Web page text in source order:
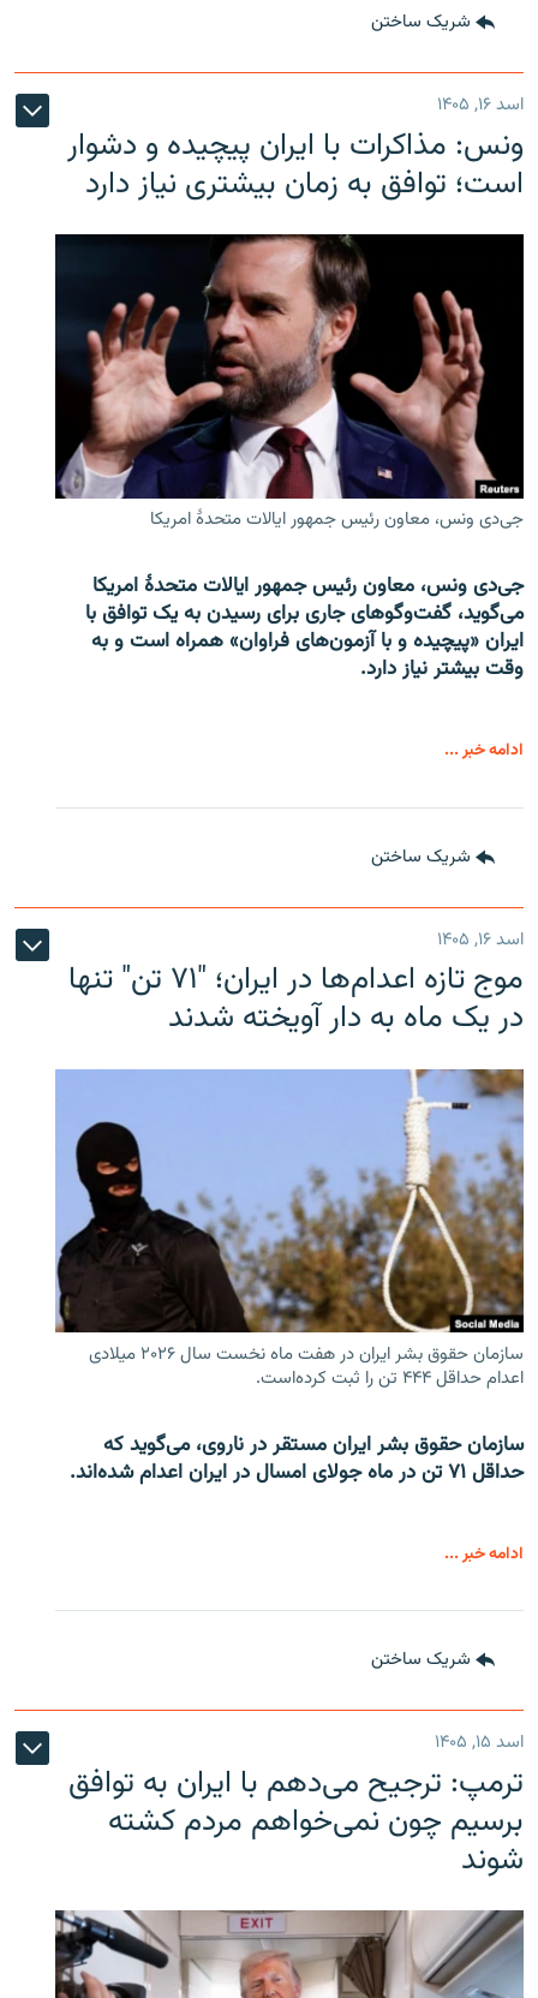
شریک ساختن
اسد ۱۶, ۱۴۰۵
ونس: مذاکرات با ایران پیچیده و دشوار
است؛ توافق به زمان بیشتری نیاز دارد
جی‌دی ونس، معاون رئیس جمهور ایالات متحدۀ امریکا
جی‌دی ونس، معاون رئیس جمهور ایالات متحدۀ امریکا
می‌گوید، گفت‌وگوهای جاری برای رسیدن به یک توافق با
ایران «پیچیده و با آزمون‌های فراوان» همراه است و به
وقت بیشتر نیاز دارد.
ادامه خبر ...
شریک ساختن
اسد ۱۶, ۱۴۰۵
موج تازه اعدام‌ها در ایران؛ "۷۱ تن" تنها
در یک ماه به دار آویخته شدند
سازمان حقوق بشر ایران در هفت ماه نخست سال ۲۰۲۶ میلادی
اعدام حداقل ۴۴۴ تن را ثبت کرده‌است.
سازمان حقوق بشر ایران مستقر در ناروی، می‌گوید که
حداقل ۷۱ تن در ماه جولای امسال در ایران اعدام شده‌اند.
ادامه خبر ...
شریک ساختن
اسد ۱۵, ۱۴۰۵
ترمپ: ترجیح می‌دهم با ایران به توافق
برسیم چون نمی‌خواهم مردم کشته
شوند